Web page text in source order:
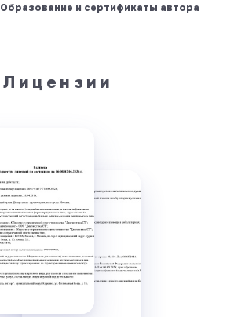
Образование и сертификаты автора
Лицензии